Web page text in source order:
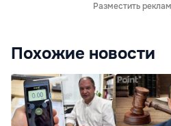
Разместить
Похожие новости